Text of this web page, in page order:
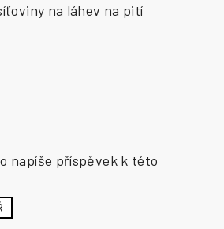
na láhev na pití
napíše příspěvek k této